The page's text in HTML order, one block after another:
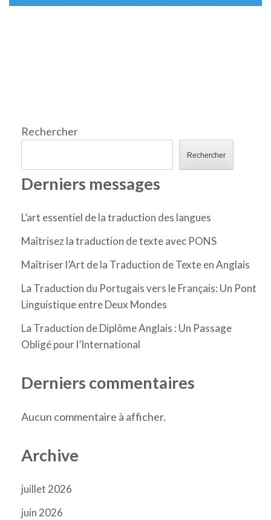
Rechercher
Rechercher
Derniers messages
L’art essentiel de la traduction des langues
Maîtrisez la traduction de texte avec PONS
Maîtriser l’Art de la Traduction de Texte en Anglais
La Traduction du Portugais vers le Français: Un Pont
Linguistique entre Deux Mondes
La Traduction de Diplôme Anglais : Un Passage
Obligé pour l’International
Derniers commentaires
Aucun commentaire à afficher.
Archive
juillet 2026
juin 2026